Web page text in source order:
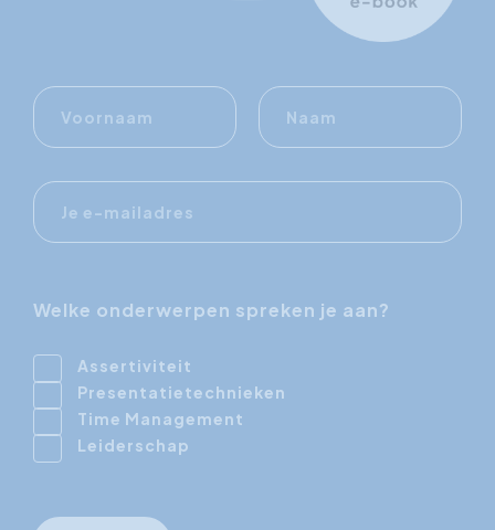
Voornaam Naam
E-
mailadres
Welke onderwerpen spreken je aan?
Assertiviteit
Presentatietechnieken
Time Management
Leiderschap